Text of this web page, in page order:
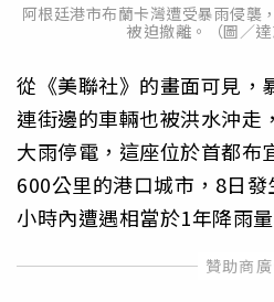
阿根廷港市布蘭卡灣遭受暴雨侵襲
被迫撤離。（圖／達
從《美聯社》的畫面可見，
連街邊的車輛也被洪水沖走
大雨停電，這座位於首都布
600公里的港口城市，8日
小時內遭遇相當於1年降雨